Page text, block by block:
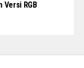
Versi RGB